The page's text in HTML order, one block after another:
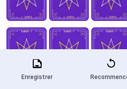
Enregistrer